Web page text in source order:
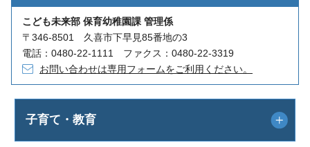
こども未来部 保育幼稚園課 管理係
〒346-8501 久喜市下早見85番地の3
電話：0480-22-1111 ファクス：0480-22-3319
お問い合わせは専用フォームをご利用ください。
子育て・教育